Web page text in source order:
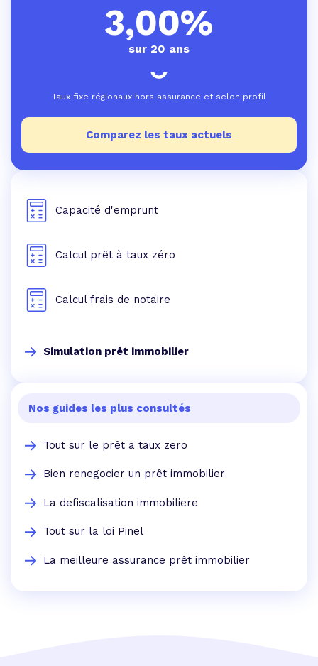
3,00%
sur 20 ans
Taux fixe régionaux hors assurance et selon profil
Comparez les taux actuels
Capacité d'emprunt
Calcul prêt à taux zéro
Calcul frais de notaire
Simulation prêt immobilier
Nos guides les plus consultés
Tout sur le prêt a taux zero
Bien renegocier un prêt immobilier
La defiscalisation immobiliere
Tout sur la loi Pinel
La meilleure assurance prêt immobilier